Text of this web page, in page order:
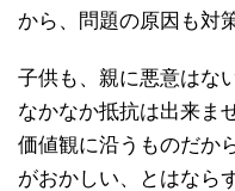
から、問題の原因も対
子供も、親に悪意はな
なかなか抵抗は出来ま
価値観に沿うものだか
がおかしい、とはなら